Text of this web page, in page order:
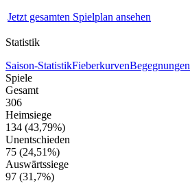
Jetzt gesamten Spielplan ansehen
Statistik
Saison-StatistikFieberkurvenBegegnungen
Spiele
Gesamt
306
Heimsiege
134 (43,79%)
Unentschieden
75 (24,51%)
Auswärtssiege
97 (31,7%)